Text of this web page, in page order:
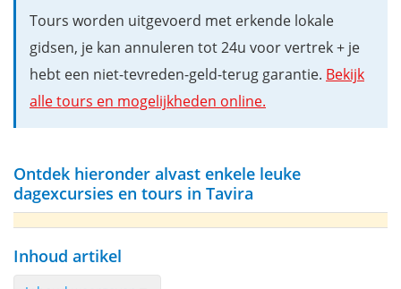
Tours worden uitgevoerd met erkende lokale
gidsen, je kan annuleren tot 24u voor vertrek + je
hebt een niet-tevreden-geld-terug garantie. Bekijk
alle tours en mogelijkheden online.
Ontdek hieronder alvast enkele leuke
dagexcursies en tours in Tavira
Inhoud artikel